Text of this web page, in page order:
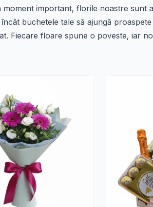
important, florile noastre sunt
buchetele tale să ajungă
Fiecare floare spune o poveste, iar